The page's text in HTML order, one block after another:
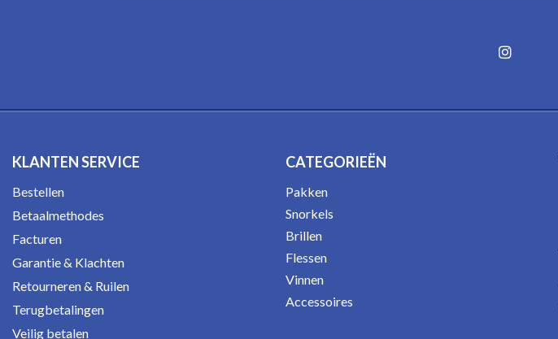
KLANTEN SERVICE
Bestellen
Betaalmethodes
Facturen
Garantie & Klachten
Retourneren & Ruilen
Terugbetalingen
Veilig betalen
CATEGORIEËN
Pakken
Snorkels
Brillen
Flessen
Vinnen
Accessoires